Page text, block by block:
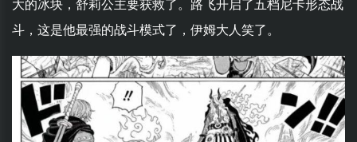
大的冰块，舒莉公主要获救了。路飞开启了五档尼卡形态战
斗，这是他最强的战斗模式了，伊姆大人笑了。